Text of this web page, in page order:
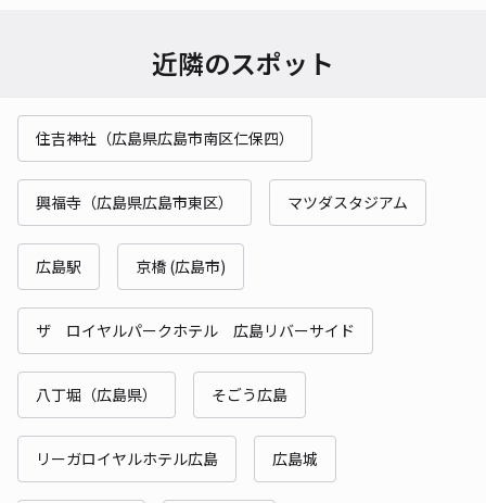
近隣のスポット
住吉神社（広島県広島市南区仁保四）
興福寺（広島県広島市東区） マツダスタジアム
広島駅 京橋 (広島市)
ザ ロイヤルパークホテル 広島リバーサイド
八丁堀（広島県） そごう広島
リーガロイヤルホテル広島 広島城